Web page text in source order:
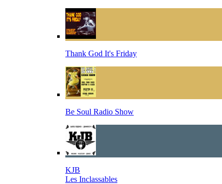
Thank God It's Friday
Be Soul Radio Show
KJB
Les Inclassables